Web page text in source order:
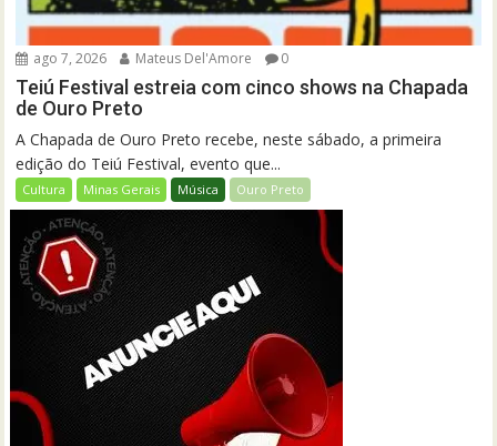
ago 7, 2026 Mateus Del'Amore 0
Teiú Festival estreia com cinco shows na Chapada
de Ouro Preto
A Chapada de Ouro Preto recebe, neste sábado, a primeira
edição do Teiú Festival, evento que...
Cultura Minas Gerais Música Ouro Preto